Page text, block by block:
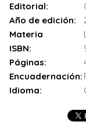
Editorial:
Año de edición:
Materia
ISBN:
Páginas:
Encuadernación:
Idioma: